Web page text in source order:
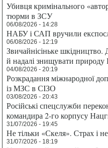
Убивця кримінального
тюрми в ЗСУ
06/08/2026 - 14:28
НАБУ і САП вручили
06/08/2026 - 12:19
Звичайнісіньке
й надалі знищувати природу
04/08/2026 - 20:19
Розкрадання міжнародної
із МЗС в СІЗО
03/08/2026 - 20:43
Російські спецслужби
командира 2-го корпусу
31/07/2026 - 19:45
Не тільки «Скеля». Страх і
31/07/2026 - 18:19